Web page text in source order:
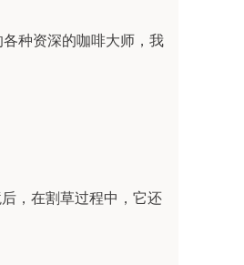
种资深的咖啡大师，我
，在割草过程中，它还